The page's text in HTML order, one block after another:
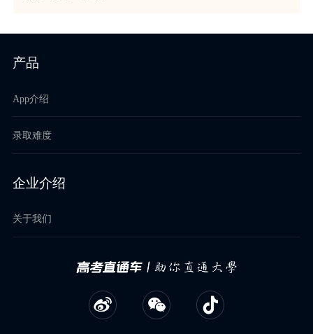
产品
App介绍
录取难度
企业介绍
关于我们